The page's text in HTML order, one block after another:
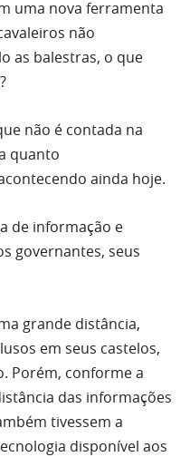
uma nova ferramenta
não
as balestras, o que
não é contada na
quanto
ainda hoje.
de informação e
governantes, seus
grande distância,
em seus castelos,
Porém, conforme a
das informações
tivessem a
disponível aos